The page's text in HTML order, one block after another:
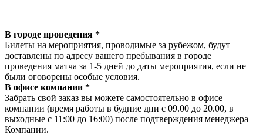
В городе проведения *
Билеты на мероприятия, проводимые за рубежом, будут
доставлены по адресу вашего пребывания в городе
проведения матча за 1-5 дней до даты мероприятия, если не
были оговорены особые условия.
В офисе компании *
Забрать свой заказ вы можете самостоятельно в офисе
компании (время работы в будние дни с 09.00 до 20.00, в
выходные с 11:00 до 16:00) после подтверждения менеджера
Компании.